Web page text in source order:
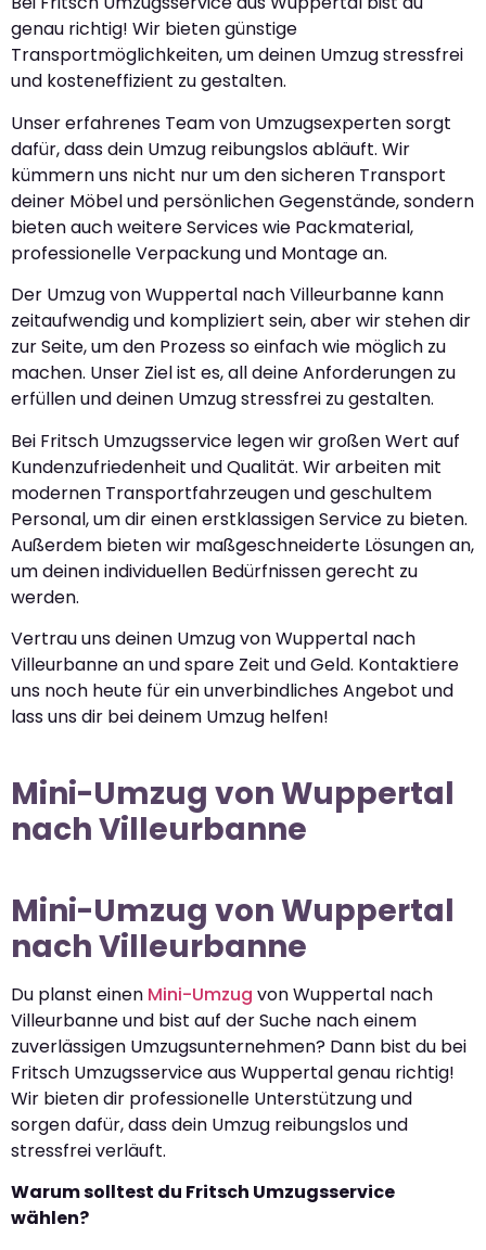
genau richtig! Wir bieten günstige
Transportmöglichkeiten, um deinen Umzug stressfrei
und kosteneffizient zu gestalten.
Unser erfahrenes Team von Umzugsexperten sorgt
dafür, dass dein Umzug reibungslos abläuft. Wir
kümmern uns nicht nur um den sicheren Transport
deiner Möbel und persönlichen Gegenstände, sondern
bieten auch weitere Services wie Packmaterial,
professionelle Verpackung und Montage an.
Der Umzug von Wuppertal nach Villeurbanne kann
zeitaufwendig und kompliziert sein, aber wir stehen dir
zur Seite, um den Prozess so einfach wie möglich zu
machen. Unser Ziel ist es, all deine Anforderungen zu
erfüllen und deinen Umzug stressfrei zu gestalten.
Bei Fritsch Umzugsservice legen wir großen Wert auf
Kundenzufriedenheit und Qualität. Wir arbeiten mit
modernen Transportfahrzeugen und geschultem
Personal, um dir einen erstklassigen Service zu bieten.
Außerdem bieten wir maßgeschneiderte Lösungen an,
um deinen individuellen Bedürfnissen gerecht zu
werden.
Vertrau uns deinen Umzug von Wuppertal nach
Villeurbanne an und spare Zeit und Geld. Kontaktiere
uns noch heute für ein unverbindliches Angebot und
lass uns dir bei deinem Umzug helfen!
Mini-Umzug von Wuppertal
nach Villeurbanne
Mini-Umzug von Wuppertal
nach Villeurbanne
Du planst einen Mini-Umzug von Wuppertal nach
Villeurbanne und bist auf der Suche nach einem
zuverlässigen Umzugsunternehmen? Dann bist du bei
Fritsch Umzugsservice aus Wuppertal genau richtig!
Wir bieten dir professionelle Unterstützung und
sorgen dafür, dass dein Umzug reibungslos und
stressfrei verläuft.
Warum solltest du Fritsch Umzugsservice
wählen?